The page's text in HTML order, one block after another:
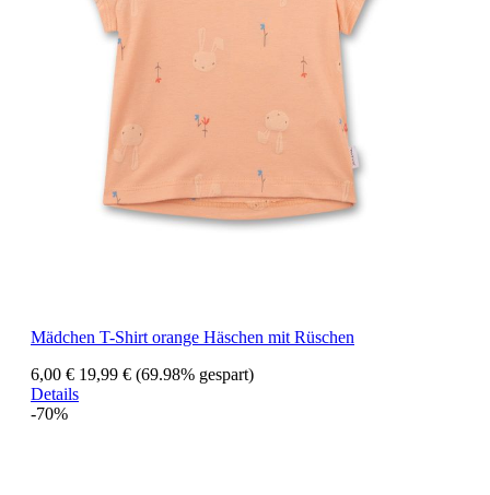
Mädchen T-Shirt orange Häschen mit Rüschen
6,00 € 19,99 € (69.98% gespart)
Details
-70%